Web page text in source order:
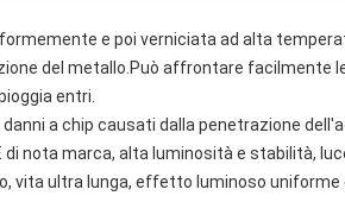
e poi verniciata ad alta
del metallo.Può affrontare facilmente
entri.
a chip causati dalla penetrazione
nota marca, alta luminosità e stabilità,
vita ultra lunga, effetto luminoso uniforme